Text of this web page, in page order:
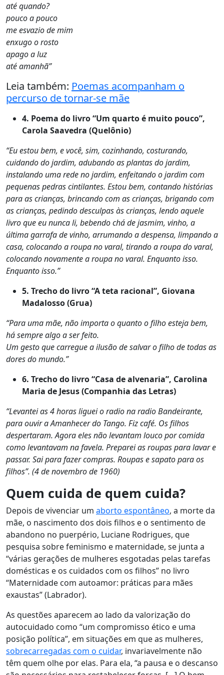
até quando?
pouco a pouco
me esvazio de mim
enxugo o rosto
apago a luz
até amanhã”
Leia também: Poemas acompanham o
percurso de tornar-se mãe
4. Poema do livro “Um quarto é muito pouco”,
Carola Saavedra (Quelônio)
“Eu estou bem, e você, sim, cozinhando, costurando,
cuidando do jardim, adubando as plantas do jardim,
instalando uma rede no jardim, enfeitando o jardim com
pequenas pedras cintilantes. Estou bem, contando histórias
para as crianças, brincando com as crianças, brigando com
as crianças, pedindo desculpas às crianças, lendo aquele
livro que eu nunca li, bebendo chá de jasmim, vinho, a
última garrafa de vinho, arrumando a despensa, limpando a
casa, colocando a roupa no varal, tirando a roupa do varal,
colocando novamente a roupa no varal. Enquanto isso.
Enquanto isso.”
5. Trecho do livro “A teta racional”, Giovana
Madalosso (Grua)
“Para uma mãe, não importa o quanto o filho esteja bem,
há sempre algo a ser feito.
Um gesto que carregue a ilusão de salvar o filho de todas as
dores do mundo.”
6. Trecho do livro “Casa de alvenaria”, Carolina
Maria de Jesus (Companhia das Letras)
“Levantei as 4 horas liguei o radio na radio Bandeirante,
para ouvir a Amanhecer do Tango. Fiz café. Os filhos
despertaram. Agora eles não levantam louco por comida
como levantavam na favela. Preparei as roupas para lavar e
passar. Sai para fazer compras. Roupas e sapato para os
filhos”. (4 de novembro de 1960)
Quem cuida de quem cuida?
Depois de vivenciar um aborto espontâneo, a morte da
mãe, o nascimento dos dois filhos e o sentimento de
abandono no puerpério, Luciane Rodrigues, que
pesquisa sobre feminismo e maternidade, se junta a
“várias gerações de mulheres esgotadas pelas tarefas
domésticas e os cuidados com os filhos” no livro
“Maternidade com autoamor: práticas para mães
exaustas” (Labrador).
As questões aparecem ao lado da valorização do
autocuidado como “um compromisso ético e uma
posição política”, em situações em que as mulheres,
sobrecarregadas com o cuidar, invariavelmente não
têm quem olhe por elas. Para ela, “a pausa e o descanso